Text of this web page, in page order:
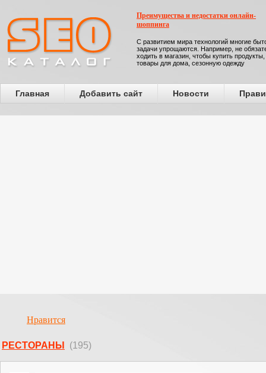
Преимущества и недостатки онлайн-
шоппинга
С развитием мира технологий многие
задачи упрощаются. Например, не
ходить в магазин, чтобы купить продукты,
товары для дома, сезонную одежду
Главная Добавить сайт Новости
Нравится
РЕСТОРАНЫ (195)